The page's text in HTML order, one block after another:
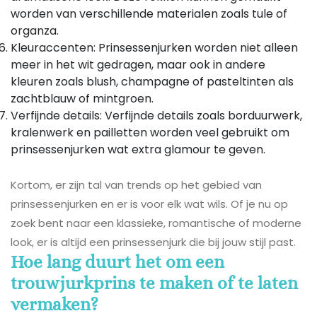
worden van verschillende materialen zoals tule of
organza.
Kleuraccenten: Prinsessenjurken worden niet alleen
meer in het wit gedragen, maar ook in andere
kleuren zoals blush, champagne of pasteltinten als
zachtblauw of mintgroen.
Verfijnde details: Verfijnde details zoals borduurwerk,
kralenwerk en pailletten worden veel gebruikt om
prinsessenjurken wat extra glamour te geven.
Kortom, er zijn tal van trends op het gebied van
prinsessenjurken en er is voor elk wat wils. Of je nu op
zoek bent naar een klassieke, romantische of moderne
look, er is altijd een prinsessenjurk die bij jouw stijl past.
Hoe lang duurt het om een ​​
trouwjurkprins te maken of te laten
vermaken?